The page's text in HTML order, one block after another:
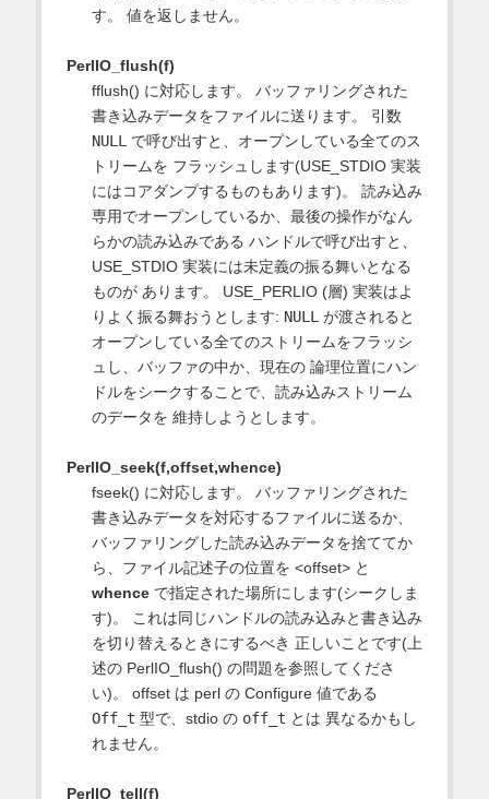
す。 値を返しません。
PerlIO_flush(f)
fflush() に対応します。 バッファリングされた
書き込みデータをファイルに送ります。 引数
NULL
で呼び出すと、オープンしている全てのス
トリームを フラッシュします(USE_STDIO 実装
にはコアダンプするものもあります)。 読み込み
専用でオープンしているか、最後の操作がなん
らかの読み込みである ハンドルで呼び出すと、
USE_STDIO 実装には未定義の振る舞いとなる
ものが あります。 USE_PERLIO (層) 実装はよ
りよく振る舞おうとします: NULL が渡されると
オープンしている全てのストリームをフラッシ
ュし、バッファの中か、現在の 論理位置にハン
ドルをシークすることで、読み込みストリーム
のデータを 維持しようとします。
PerlIO_seek(f,offset,whence)
fseek() に対応します。 バッファリングされた
書き込みデータを対応するファイルに送るか、
バッファリングした読み込みデータを捨ててか
ら、ファイル記述子の位置を <offset> と
whenceで指定された場所にします(シークしま
す)。 これは同じハンドルの読み込みと書き込み
を切り替えるときにするべき 正しいことです(上
述の PerlIO_flush() の問題を参照してくださ
い)。 offset は perl の Configure 値である
Off_t 型で、stdio の off_t とは 異なるかもし
れません。
PerlIO_tell(f)